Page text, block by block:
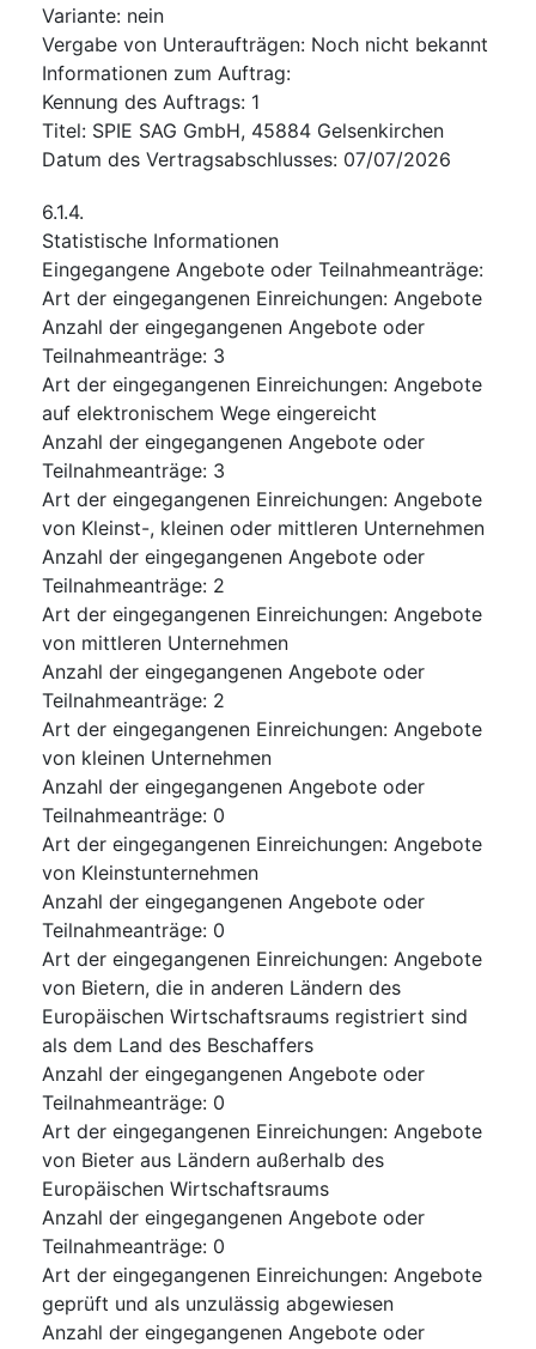
Variante: nein
Vergabe von Unteraufträgen: Noch nicht bekannt
Informationen zum Auftrag:
Kennung des Auftrags: 1
Titel: SPIE SAG GmbH, 45884 Gelsenkirchen
Datum des Vertragsabschlusses: 07/07/2026
6.1.4.
Statistische Informationen
Eingegangene Angebote oder Teilnahmeanträge:
Art der eingegangenen Einreichungen: Angebote
Anzahl der eingegangenen Angebote oder
Teilnahmeanträge: 3
Art der eingegangenen Einreichungen: Angebote
auf elektronischem Wege eingereicht
Anzahl der eingegangenen Angebote oder
Teilnahmeanträge: 3
Art der eingegangenen Einreichungen: Angebote
von Kleinst-, kleinen oder mittleren Unternehmen
Anzahl der eingegangenen Angebote oder
Teilnahmeanträge: 2
Art der eingegangenen Einreichungen: Angebote
von mittleren Unternehmen
Anzahl der eingegangenen Angebote oder
Teilnahmeanträge: 2
Art der eingegangenen Einreichungen: Angebote
von kleinen Unternehmen
Anzahl der eingegangenen Angebote oder
Teilnahmeanträge: 0
Art der eingegangenen Einreichungen: Angebote
von Kleinstunternehmen
Anzahl der eingegangenen Angebote oder
Teilnahmeanträge: 0
Art der eingegangenen Einreichungen: Angebote
von Bietern, die in anderen Ländern des
Europäischen Wirtschaftsraums registriert sind
als dem Land des Beschaffers
Anzahl der eingegangenen Angebote oder
Teilnahmeanträge: 0
Art der eingegangenen Einreichungen: Angebote
von Bieter aus Ländern außerhalb des
Europäischen Wirtschaftsraums
Anzahl der eingegangenen Angebote oder
Teilnahmeanträge: 0
Art der eingegangenen Einreichungen: Angebote
geprüft und als unzulässig abgewiesen
Anzahl der eingegangenen Angebote oder